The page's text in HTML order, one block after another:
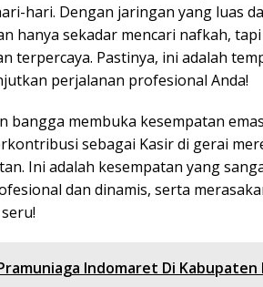
hari. Dengan jaringan yang luas
hanya sekadar mencari nafkah,
terpercaya. Pastinya, ini adalah
perjalanan profesional Anda!
bangga membuka kesempatan
sebagai Kasir di gerai
Ini adalah kesempatan yang
dan dinamis, serta
Indomaret Di